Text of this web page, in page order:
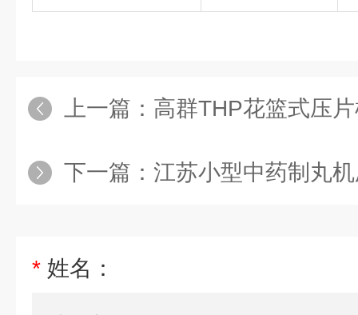
上一篇： 高群THP花篮式压
下一篇： 江苏小型中药制丸
* 姓名：